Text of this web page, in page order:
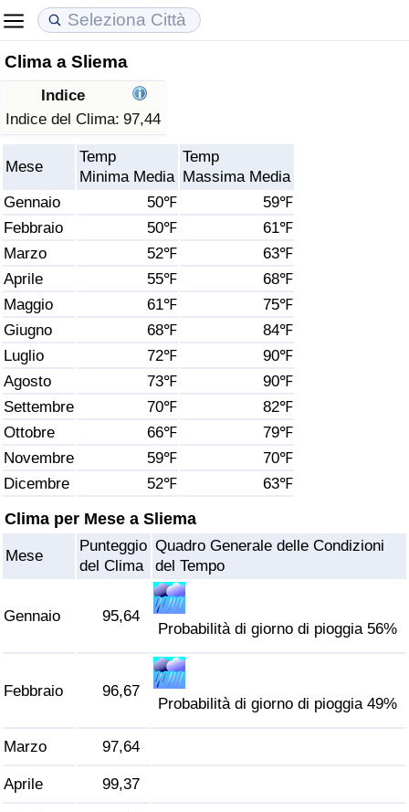
Clima a Sliema
Indice
Indice del Clima: 97,44
Mese
Temp
Minima Media
Temp
Massima Media
Gennaio
50℉
59℉
Febbraio
50℉
61℉
Marzo
52℉
63℉
Aprile
55℉
68℉
Maggio
61℉
75℉
Giugno
68℉
84℉
Luglio
72℉
90℉
Agosto
73℉
90℉
Settembre
70℉
82℉
Ottobre
66℉
79℉
Novembre
59℉
70℉
Dicembre
52℉ 63℉
Clima per Mese a Sliema
Mese
Punteggio
del Clima
Quadro Generale delle Condizioni
del Tempo
Gennaio 95,64
Probabilità di giorno di pioggia 56%
Febbraio 96,67
Probabilità di giorno di pioggia 49%
Marzo 97,64
Aprile 99,37
Costo della vita
Indice Del Costo Della Vita (corrente)
Indice Del Costo Della Vita
Indice del Costo della Vita per Nazione
ad Aqaba
Prezzi degli immobili
Indice del Prezzo delle Case (Corrente)
Indice del Prezzo delle Case
Indice del Prezzo delle Case per Nazione
Qualità della Vita
Indice della Qualità della Vita
Indice della Qualità della Vita (Corrente)
Indice della qualità della vita per Paese
Criminalità
Indice del Tasso di Criminalità (Corrente)
Indice della Criminalità
Indice di criminalità per paese
Assistenza Sanitaria
Indice dell’Assistenza Sanitaria (Corrente)
Indice dell’Assistenza Sanitaria per
Indice dell’Inquinamento (Corrente)
Indice di inquinamento
Indice dell’Inquinamento per Nazione